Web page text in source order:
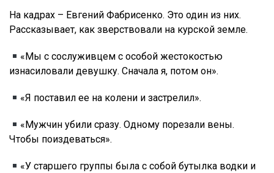
На кадрах – Евгений Фабрисенко. Это один из них.
Рассказывает, как зверствовали на курской земле.
«Мы с сослуживцем с особой жестокостью
изнасиловали девушку. Сначала я, потом он».
«Я поставил ее на колени и застрелил».
«Мужчин убили сразу. Одному порезали вены.
Чтобы поиздеваться».
«У старшего группы была с собой бутылка водки и